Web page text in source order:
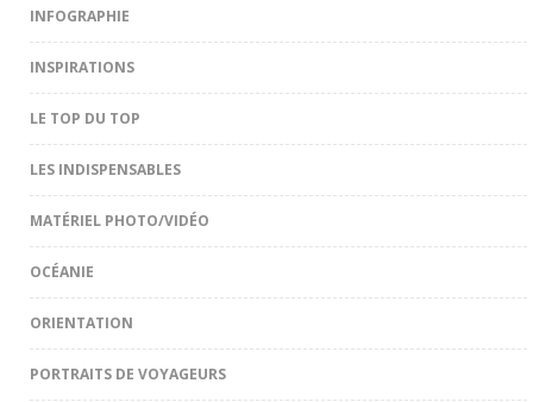
INFOGRAPHIE
INSPIRATIONS
LE TOP DU TOP
LES INDISPENSABLES
MATÉRIEL PHOTO/VIDÉO
OCÉANIE
ORIENTATION
PORTRAITS DE VOYAGEURS